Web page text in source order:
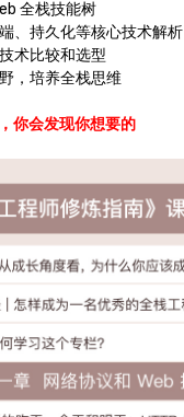
全栈技能树
、持久化等核心技术解析
术比较和选型
，培养全栈思维
你会发现你想要的